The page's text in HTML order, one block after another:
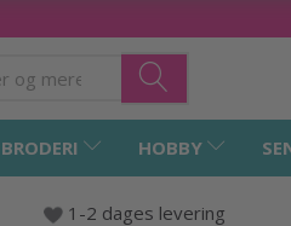
BRODERI HOBBY
1-2 dages levering